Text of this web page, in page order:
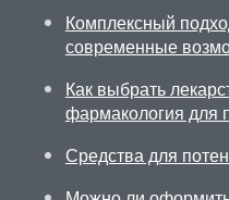
Комплексный
современные
Как выбрать
фармакология для
Средства для